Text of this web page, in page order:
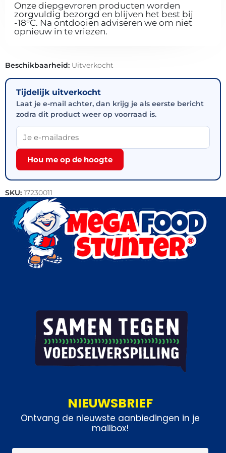
Onze diepgevroren producten worden
zorgvuldig bezorgd en blijven het best bij
-18°C. Na ontdooien adviseren we om niet
opnieuw in te vriezen.
Beschikbaarheid: Uitverkocht
Tijdelijk uitverkocht
Laat je e-mail achter, dan krijg je als eerste bericht
zodra dit product weer op voorraad is.
Hou me op de hoogte
SKU: 17230011
Categorieën:Bakkerij
NIEUWSBRIEF
Ontvang de nieuwste aanbiedingen in je
mailbox!